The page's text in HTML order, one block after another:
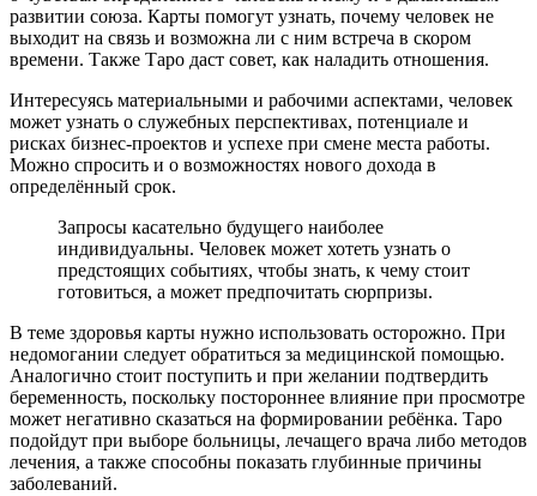
развитии союза. Карты помогут узнать, почему человек не
выходит на связь и возможна ли с ним встреча в скором
времени. Также Таро даст совет, как наладить отношения.
Интересуясь материальными и рабочими аспектами, человек
может узнать о служебных перспективах, потенциале и
рисках бизнес-проектов и успехе при смене места работы.
Можно спросить и о возможностях нового дохода в
определённый срок.
Запросы касательно будущего наиболее
индивидуальны. Человек может хотеть узнать о
предстоящих событиях, чтобы знать, к чему стоит
готовиться, а может предпочитать сюрпризы.
В теме здоровья карты нужно использовать осторожно. При
недомогании следует обратиться за медицинской помощью.
Аналогично стоит поступить и при желании подтвердить
беременность, поскольку постороннее влияние при просмотре
может негативно сказаться на формировании ребёнка. Таро
подойдут при выборе больницы, лечащего врача либо методов
лечения, а также способны показать глубинные причины
заболеваний.